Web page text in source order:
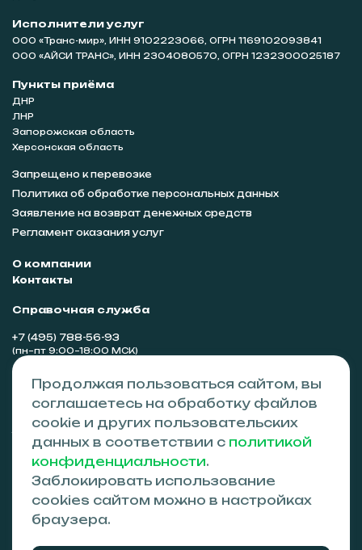
Исполнители услуг
ООО «Транс-мир», ИНН 9102223066, ОГРН 1169102093841
ООО «АЙСИ ТРАНС», ИНН 2304080570, ОГРН 1232300025187
Пункты приёма
ДНР
ЛНР
Запорожская область
Херсонская область
Запрещено к перевозке
Политика об обработке персональных данных
Заявление на возврат денежных средств
Регламент оказания услуг
О компании
Контакты
Справочная служба
+7 (495) 788-56-93
(пн–пт 9:00–18:00 МСК)
Сотрудничество
Адрес
Симферополь, ул. Гагарина 14а, 295026
© 2024-2026 ООО «ТВЗ»
ИНН 9102304029, КПП 910201001, ОГРН 1259100004492
информационный характер и ни при каких условиях не
Продолжая пользоваться сайтом, вы
соглашаетесь на обработку файлов
cookie и других пользовательских
данных в соответствии с политикой
конфиденциальности.
Заблокировать использование
cookies сайтом можно в настройках
браузера.